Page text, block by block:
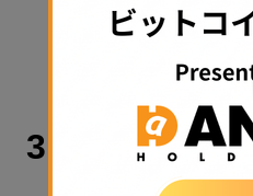
「GMC」と協力協定
とライセンス申請を検討
2026年8月6日 19:00
3 取材・コラム